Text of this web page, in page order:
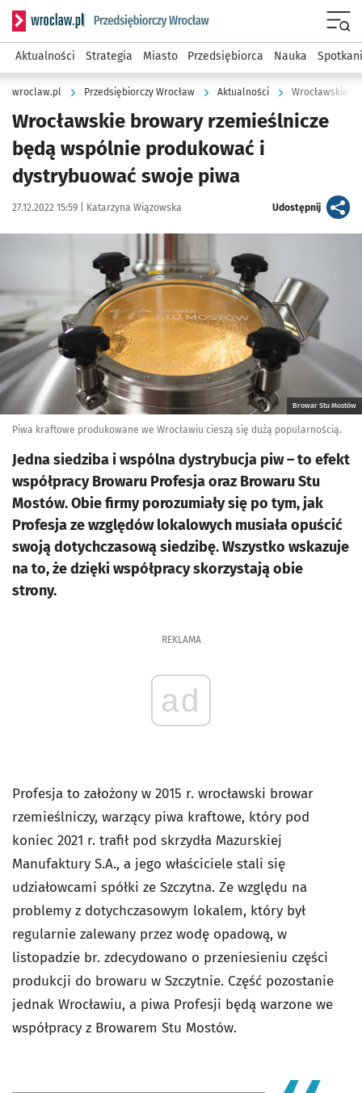
Serwis informacyjny wroclaw.pl podserwis: Strategia
Aktualności Strategia Miasto Przedsiębiorca Nauka
wroclaw.pl Przedsiębiorczy Wrocław Aktualności
Wrocławskie browary rzemieślnicze
będą wspólnie produkować i
dystrybuować swoje piwa
Data publikacji:
27.12.2022 15:59 | Autor:
Katarzyna Wiązowska Udostępnijartykuł
Browar Stu Mostów
Piwa kraftowe produkowane we Wrocławiu cieszą się dużą popularnością.
Jedna siedziba i wspólna dystrybucja piw – to efekt
współpracy Browaru Profesja oraz Browaru Stu
Mostów. Obie firmy porozumiały się po tym, jak
Profesja ze względów lokalowych musiała opuścić
swoją dotychczasową siedzibę. Wszystko wskazuje
na to, że dzięki współpracy skorzystają obie
strony.
REKLAMA
ad
Profesja to założony w 2015 r. wrocławski browar
rzemieślniczy, warzący piwa kraftowe, który pod
koniec 2021 r. trafił pod skrzydła Mazurskiej
Manufaktury S.A., a jego właściciele stali się
udziałowcami spółki ze Szczytna. Ze względu na
problemy z dotychczasowym lokalem, który był
regularnie zalewany przez wodę opadową, w
listopadzie br. zdecydowano o przeniesieniu części
produkcji do browaru w Szczytnie. Część pozostanie
jednak Wrocławiu, a piwa Profesji będą warzone we
współpracy z Browarem Stu Mostów.